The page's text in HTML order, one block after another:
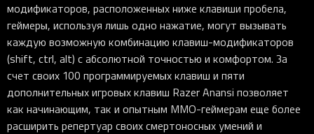
модификаторов, расположенных ниже клавиши пробела,
геймеры, используя лишь одно нажатие, могут вызывать
каждую возможную комбинацию клавиш-модификаторов
(shift, ctrl, alt) с абсолютной точностью и комфортом. За
счет своих 100 программируемых клавиш и пяти
дополнительных игровых клавиш Razer Anansi позволяет
как начинающим, так и опытным MMO-геймерам еще более
расширить репертуар своих смертоносных умений и